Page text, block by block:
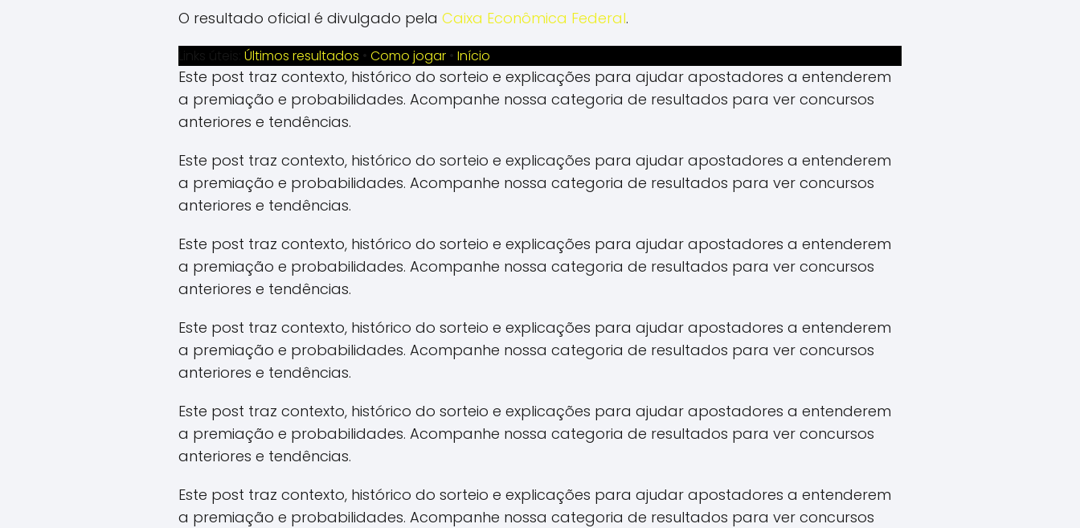
O resultado oficial é divulgado pela Caixa Econômica Federal.
Links úteis: Últimos resultados • Como jogar • Início
Este post traz contexto, histórico do sorteio e explicações para ajudar apostadores a entenderem
a premiação e probabilidades. Acompanhe nossa categoria de resultados para ver concursos
anteriores e tendências.
Este post traz contexto, histórico do sorteio e explicações para ajudar apostadores a entenderem
a premiação e probabilidades. Acompanhe nossa categoria de resultados para ver concursos
anteriores e tendências.
Este post traz contexto, histórico do sorteio e explicações para ajudar apostadores a entenderem
a premiação e probabilidades. Acompanhe nossa categoria de resultados para ver concursos
anteriores e tendências.
Este post traz contexto, histórico do sorteio e explicações para ajudar apostadores a entenderem
a premiação e probabilidades. Acompanhe nossa categoria de resultados para ver concursos
anteriores e tendências.
Este post traz contexto, histórico do sorteio e explicações para ajudar apostadores a entenderem
a premiação e probabilidades. Acompanhe nossa categoria de resultados para ver concursos
anteriores e tendências.
Este post traz contexto, histórico do sorteio e explicações para ajudar apostadores a entenderem
a premiação e probabilidades. Acompanhe nossa categoria de resultados para ver concursos